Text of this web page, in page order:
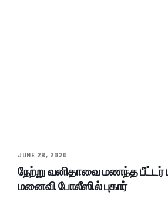
JUNE 28, 2020
நேற்று வனிதாவை மணந்த பீட்டர்
மனைவி போலீஸில் புகார்